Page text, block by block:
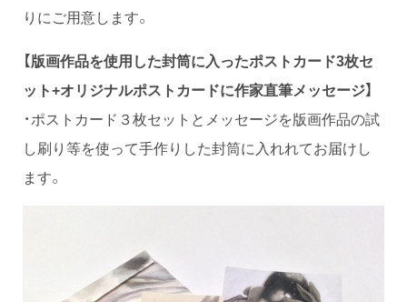
りにご用意します。
【版画作品を使用した封筒に入ったポストカード3枚セ
ット+オリジナルポストカードに作家直筆メッセージ】
・ポストカード３枚セットとメッセージを版画作品の試
し刷り等を使って手作りした封筒に入れれてお届けし
ます。